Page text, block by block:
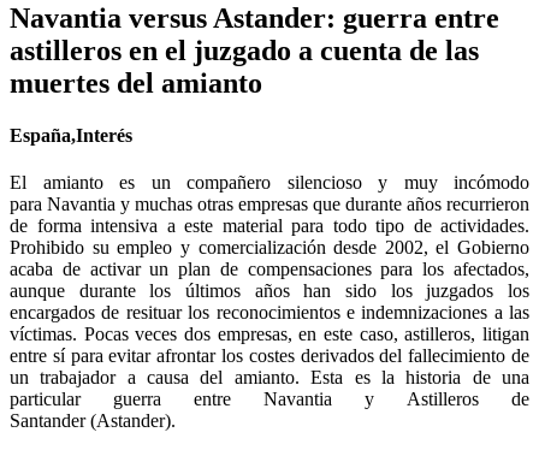
Navantia versus Astander: guerra entre
astilleros en el juzgado a cuenta de las
muertes del amianto
España,Interés
El amianto es un compañero silencioso y muy incómodo
para Navantia y muchas otras empresas que durante años recurrieron
de forma intensiva a este material para todo tipo de actividades.
Prohibido su empleo y comercialización desde 2002, el Gobierno
acaba de activar un plan de compensaciones para los afectados,
aunque durante los últimos años han sido los juzgados los
encargados de resituar los reconocimientos e indemnizaciones a las
víctimas. Pocas veces dos empresas, en este caso, astilleros, litigan
entre sí para evitar afrontar los costes derivados del fallecimiento de
un trabajador a causa del amianto. Esta es la historia de una
particular guerra entre Navantia y Astilleros de
Santander (Astander).